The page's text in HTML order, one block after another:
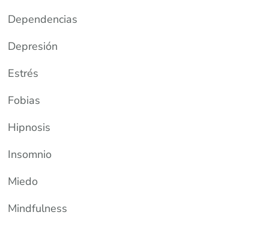
Dependencias
Depresión
Estrés
Fobias
Hipnosis
Insomnio
Miedo
Mindfulness